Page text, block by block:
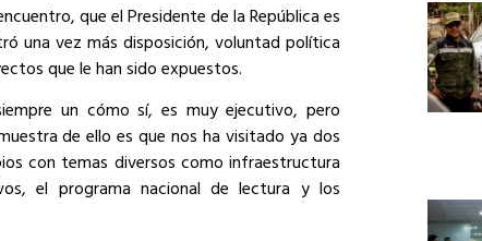
que el Presidente de la República es
una vez más disposición, voluntad política
que le han sido expuestos.
un cómo sí, es muy ejecutivo, pero
de ello es que nos ha visitado ya dos
con temas diversos como infraestructura
el programa nacional de lectura y los